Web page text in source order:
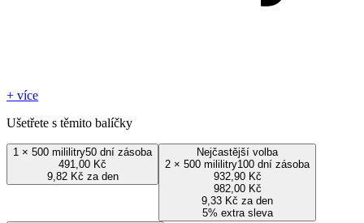
+ více
Ušetřete s těmito balíčky
1 × 500 mililitry50 dní zásoba
491,00 Kč
9,82 Kč za den
Nejčastější volba
2 × 500 mililitry100 dní zásoba
932,90 Kč
982,00 Kč
9,33 Kč za den
5% extra sleva